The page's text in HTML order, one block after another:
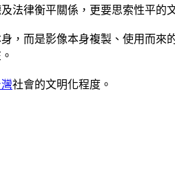
法律衡平關係，更要思索性平的
而是影像本身複製、使用而來
社會的文明化程度。